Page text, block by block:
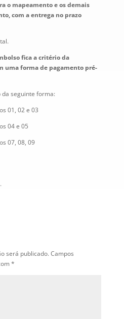
o mapeamento e os demais
com a entrega no prazo
fica a critério da
uma forma de pagamento pré-
seguinte forma:
01, 02 e 03
04 e 05
07, 08, 09
será publicado.Campos
*